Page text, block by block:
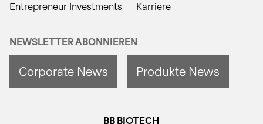
Entrepreneur Investments
Karriere
NEWSLETTER ABONNIEREN
Corporate News Produkte News
BB BIOTECH